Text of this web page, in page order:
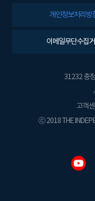
개인정보처리방
이메일무단수집
31232 충
고객
ⓒ 2018 THE